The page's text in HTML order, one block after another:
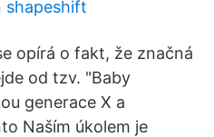
shapeshift
opírá o fakt, že značná
od tzv. "Baby
generace X a
Naším úkolem je